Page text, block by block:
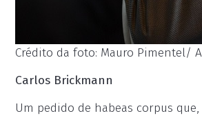
Crédito da foto: Mauro Pimentel/
Carlos Brickmann
Um pedido de habeas corpus